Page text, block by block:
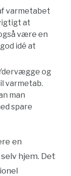
varmetabet
at
være en
idé at
og
varmetab.
man
spare
en
hjem. Det